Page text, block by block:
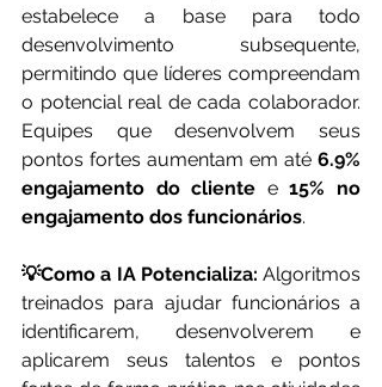
estabelece a base para todo
desenvolvimento subsequente,
permitindo que líderes compreendam
o potencial real de cada colaborador.
Equipes que desenvolvem seus
pontos fortes aumentam em até 6.9%
engajamento do cliente e 15% no
engajamento dos funcionários.
💡Como a IA Potencializa: Algoritmos
treinados para ajudar funcionários a
identificarem, desenvolverem e
aplicarem seus talentos e pontos